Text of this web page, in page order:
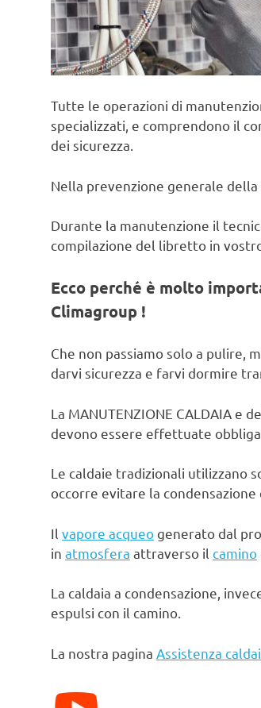
Tutte le operazioni di
specializzati, e comprendono il
dei sicurezza.
Nella prevenzione generale della
Durante la manutenzione il
compilazione del libretto in
Ecco perché è molto
Climagroup !
Che non passiamo solo a pulire,
darvi sicurezza e farvi dormire
La MANUTENZIONE CALDAIA e
devono essere effettuate
Le caldaie tradizionali utilizzano
occorre evitare la
Il vapore acqueo generato dal
in atmosfera attraverso il camino
La caldaia a condensazione,
espulsi con il camino.
La nostra pagina Assistenza